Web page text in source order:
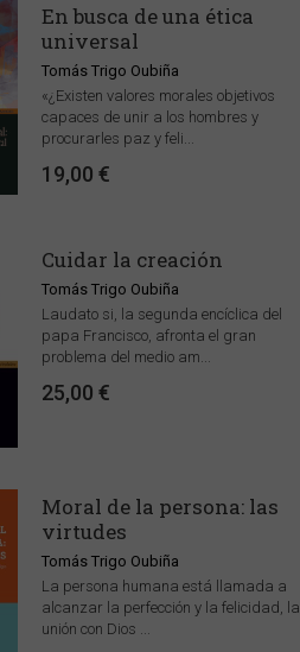
En busca de una ética
universal
Tomás Trigo Oubiña
«¿Existen valores morales objetivos
capaces de unir a los hombres y
procurarles paz y feli...
19,00 €
Cuidar la creación
Tomás Trigo Oubiña
Laudato si, la segunda encíclica del
papa Francisco, afronta el gran
problema del medio am...
25,00 €
Moral de la persona: las
virtudes
Tomás Trigo Oubiña
La persona humana está llamada a
alcanzar la perfección y la felicidad, la
unión con Dios ...